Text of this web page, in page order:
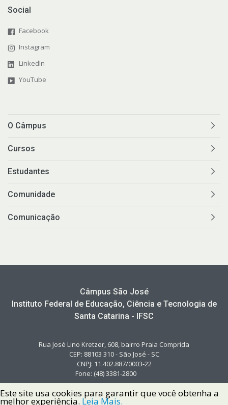
Social
Facebook
Instagram
LinkedIn
YouTube
O Câmpus
Cursos
Estudantes
Comunidade
Comunicação
Câmpus São José
Instituto Federal de Educação, Ciência e Tecnologia de
Santa Catarina - IFSC
Rua José Lino Kretzer, 608, bairro Praia Comprida
CEP: 88103 310 - São José - SC
CNPJ: 11.402.887/0003-22
Fone: (48) 3381-2800
Este site usa cookies para garantir que você obtenha a
melhor experiência. Leia Mais.